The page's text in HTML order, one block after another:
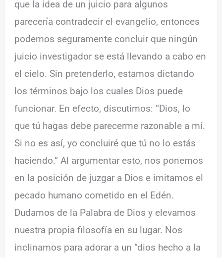
que la idea de un juicio para algunos
parecería contradecir el evangelio, entonces
podemos seguramente concluir que ningún
juicio investigador se está llevando a cabo en
el cielo. Sin pretenderlo, estamos dictando
los términos bajo los cuales Dios puede
funcionar. En efecto, discutimos: “Dios, lo
que tú hagas debe parecerme razonable a mí.
Si no es así, yo concluiré que tú no lo estás
haciendo.” Al argumentar esto, nos ponemos
en la posición de juzgar a Dios e imitamos el
pecado humano cometido en el Edén.
Dudamos de la Palabra de Dios y elevamos
nuestra propia filosofía en su lugar. Nos
inclinamos para adorar a un “dios hecho a la